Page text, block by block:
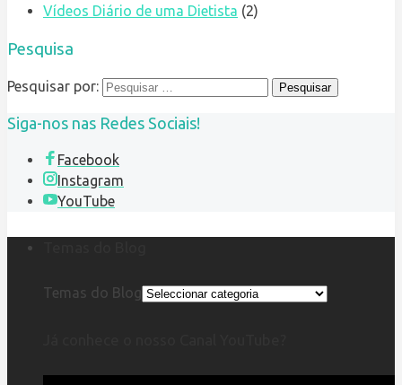
Vídeos Diário de uma Dietista (2)
Pesquisa
Pesquisar por:
Siga-nos nas Redes Sociais!
Facebook
Instagram
YouTube
Temas do Blog